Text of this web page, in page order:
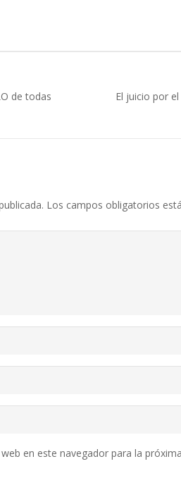
de todas
El juicio por
Los campos obligatorios
en este navegador para la